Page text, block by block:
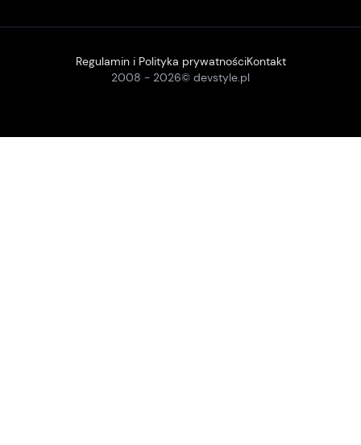
2008 - 2026© devstyle.pl
Regulamin i Polityka prywatnościKontakt